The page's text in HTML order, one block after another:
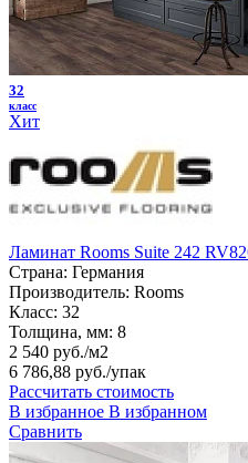
32
класс
Хит
Ламинат Rooms Suite 242
Страна: Германия
Производитель: Rooms
Класс: 32
Толщина, мм: 8
2 540 руб./м2
6 786,88 руб./упак
Рассчитать стоимость
В избранное В избранном
Сравнить